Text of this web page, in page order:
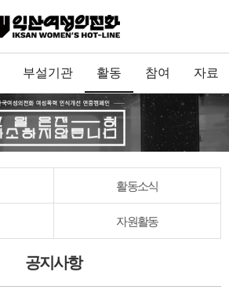
부설기관 활동 참여 자료
활동소식
자원활동
공지사항